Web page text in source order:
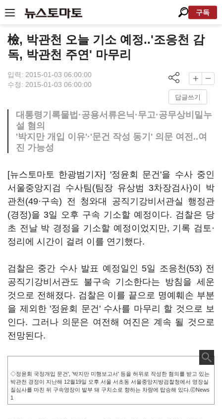
구독
檢, 박관천 오늘 기소 예정..'조응천 감
독, 박관천 주연' 마무리
입력: 2015-01-03 06:00:00
수정: 2015-01-03 06:00:00
답글쓰기
대통령기록물법·공용서류은닉·무고·공무상비밀누
설 혐의
'박지만 개입 이유'·'문건 작성 동기' 의문 여전..여
진 가능성
[뉴스토마토 한광범기자] '정윤회 문건'을 수사 중인
서울중앙지검 수사팀(팀장 유상범 3차장검사)이 박
관천(49·구속) 전 청와대 공직기강비서관실 행정관
(경정)을 3일 오후 구속 기소할 예정이다. 검찰은 당
초 전날 박 경정을 기소할 예정이었지만, 기록 검토·
정리에 시간이 걸려 이를 연기했다.
검찰은 중간 수사 발표 예정일인 5일 조응천(53) 전
공직기강비서관도 불구속 기소한다는 방침을 세운
것으로 전해졌다. 검찰은 이를 끝으로 명예훼손 부분
을 제외한 '정윤회 문건' 수사를 마무리 할 것으로 보
인다. 그러나 의문은 여전해 여진은 계속 될 것으로
전망된다.
◇정윤회 국정개입 문건', '박지만 미행보고서' 등을 허위로 작성한 혐의를 받고 있는
박관천 경정이 지난해 12월19일 오후 서울 서초동 서울중앙지방검찰청에서 영장실
질심사를 마친 뒤 구속영장이 발부 돼 구치소로 향하는 차량에 탑승해 있다.ⓒNews
1